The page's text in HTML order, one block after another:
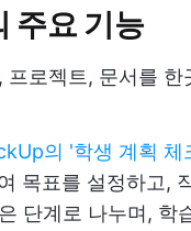
주요 기능
프로젝트, 문서를 한
의 '학생 계획 체
목표를 설정하고,
단계로 나누며, 학